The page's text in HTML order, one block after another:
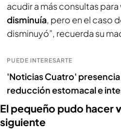
acudir a más consultas para
disminuía, pero en el caso
disminuyó”, recuerda su
PUEDE INTERESARTE
'Noticias Cuatro'
reducción estomacal e
El pequeño pudo hacer
siguiente